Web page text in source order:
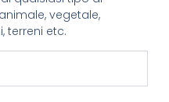
vegetale,
terreni etc.